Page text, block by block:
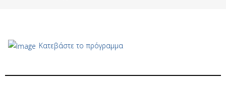
Kατεβάστε το πρόγραμμα